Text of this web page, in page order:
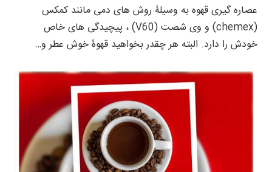
عصاره گیری قهوه به وسیلۀ روش های دمی مانند کمکس
(chemex) و وی شصت (V60) ، پیچیدگی های خاص
خودش را دارد. البته هر چقدر بخواهید قهوۀ خوش عطر و…